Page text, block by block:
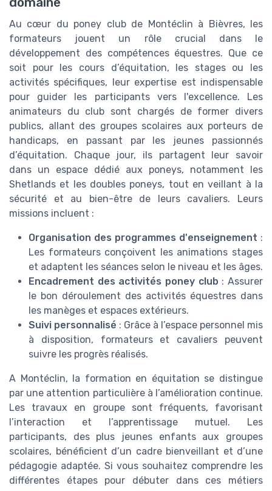
Au cœur du poney club de Montéclin à Bièvres, les
formateurs jouent un rôle crucial dans le
développement des compétences équestres. Que ce
soit pour les cours d’équitation, les stages ou les
activités spécifiques, leur expertise est indispensable
pour guider les participants vers l'excellence. Les
animateurs du club sont chargés de former divers
publics, allant des groupes scolaires aux porteurs de
handicaps, en passant par les jeunes passionnés
d’équitation. Chaque jour, ils partagent leur savoir
dans un espace dédié aux poneys, notamment les
Shetlands et les doubles poneys, tout en veillant à la
sécurité et au bien-être de leurs cavaliers. Leurs
missions incluent :
Organisation des programmes d'enseignement :
Les formateurs conçoivent les animations stages
et adaptent les séances selon le niveau et les âges.
Encadrement des activités poney club : Assurer
le bon déroulement des activités équestres dans
les manèges et espaces extérieurs.
Suivi personnalisé : Grâce à l’espace personnel mis
à disposition, formateurs et cavaliers peuvent
suivre les progrès réalisés.
A Montéclin, la formation en équitation se distingue
par une attention particulière à l’amélioration continue.
Les travaux en groupe sont fréquents, favorisant
l’interaction et l’apprentissage mutuel. Les
participants, des plus jeunes enfants aux groupes
scolaires, bénéficient d’un cadre bienveillant et d’une
pédagogie adaptée. Si vous souhaitez comprendre les
différentes étapes pour débuter dans ces métiers